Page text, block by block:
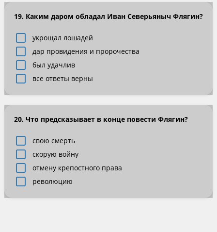
19. Каким даром обладал Иван Северьяныч Флягин?
укрощал лошадей
дар провидения и пророчества
был удачлив
все ответы верны
20. Что предсказывает в конце повести Флягин?
свою смерть
скорую войну
отмену крепостного права
революцию